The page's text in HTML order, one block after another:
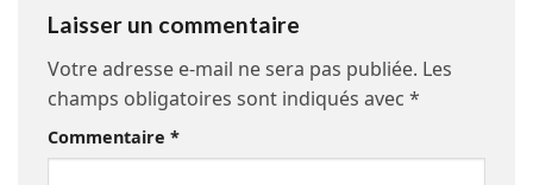
Laisser un commentaire
Votre adresse e-mail ne sera pas publiée. Les
champs obligatoires sont indiqués avec *
Commentaire *